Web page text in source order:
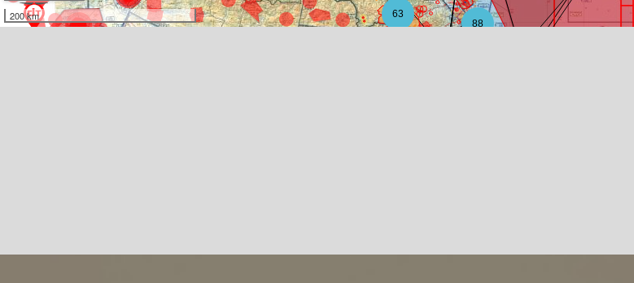
63
88
200 km